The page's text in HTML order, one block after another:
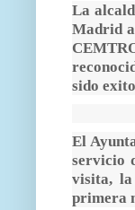
La
Madrid
sido
El
servicio
visita, la
primera